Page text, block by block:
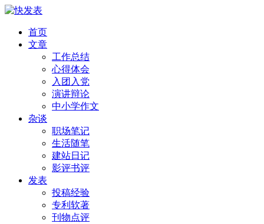
首页
文章
工作总结
心得体会
入团入党
演讲辩论
中小学作文
杂谈
职场笔记
生活随笔
建站日记
影评书评
发表
投稿经验
专利软著
刊物点评